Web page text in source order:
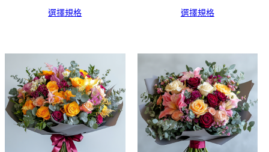
選擇規格 選擇規格